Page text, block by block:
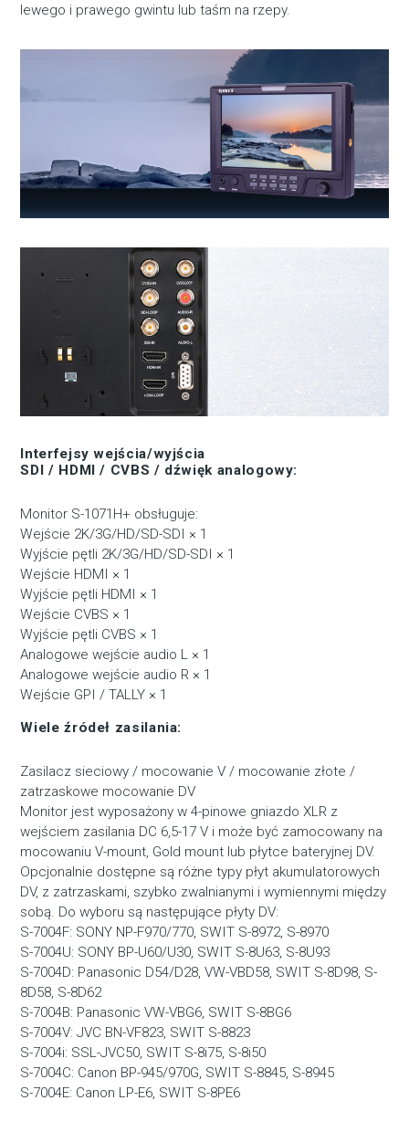
lewego i prawego gwintu lub taśm na rzepy.
Interfejsy wejścia/wyjścia
SDI / HDMI / CVBS / dźwięk analogowy:
Monitor S-1071H+ obsługuje:
Wejście 2K/3G/HD/SD-SDI × 1
Wyjście pętli 2K/3G/HD/SD-SDI × 1
Wejście HDMI × 1
Wyjście pętli HDMI × 1
Wejście CVBS × 1
Wyjście pętli CVBS × 1
Analogowe wejście audio L × 1
Analogowe wejście audio R × 1
Wejście GPI / TALLY × 1
Wiele źródeł zasilania:
Zasilacz sieciowy / mocowanie V / mocowanie złote /
zatrzaskowe mocowanie DV
Monitor jest wyposażony w 4-pinowe gniazdo XLR z
wejściem zasilania DC 6,5-17 V i może być zamocowany na
mocowaniu V-mount, Gold mount lub płytce bateryjnej DV.
Opcjonalnie dostępne są różne typy płyt akumulatorowych
DV, z zatrzaskami, szybko zwalnianymi i wymiennymi między
sobą. Do wyboru są następujące płyty DV:
S-7004F: SONY NP-F970/770, SWIT S-8972, S-8970
S-7004U: SONY BP-U60/U30, SWIT S-8U63, S-8U93
S-7004D: Panasonic D54/D28, VW-VBD58, SWIT S-8D98, S-
8D58, S-8D62
S-7004B: Panasonic VW-VBG6, SWIT S-8BG6
S-7004V: JVC BN-VF823, SWIT S-8823
S-7004i: SSL-JVC50, SWIT S-8i75, S-8i50
S-7004C: Canon BP-945/970G, SWIT S-8845, S-8945
S-7004E: Canon LP-E6, SWIT S-8PE6